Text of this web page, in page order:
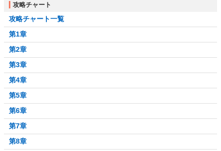
攻略チャート
攻略チャート一覧
第1章
第2章
第3章
第4章
第5章
第6章
第7章
第8章